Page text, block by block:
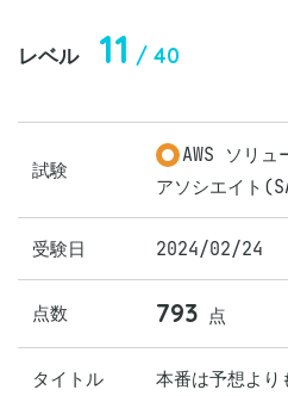
レベル 11 / 40
試験
AWS ソリ
アソシエイト
受験日 2024/02/24
点数 793 点
タイトル 本番は予想より